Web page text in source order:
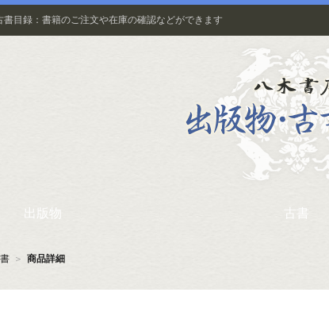
書目録：書籍のご注文や在庫の確認などができます
出版物 古書
＞ 商品詳細